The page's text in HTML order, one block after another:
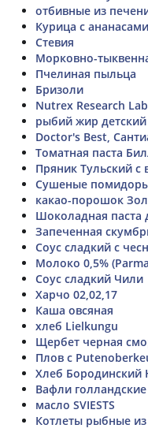
отбивные из
Курица с ананасами
Стевия
Морковно-
Пчелиная пыльца
Бризоли
Nutrex Research
рыбий жир детский
Doctor's Best,
Томатная паста
Пряник Тульский с
Сушеные
какао-порошок
Шоколадная паста
Запеченная
Соус сладкий с
Молоко 0,5%
Соус сладкий Чили
Харчо 02,02,17
Каша овсяная
хлеб Lielkungu
Щербет черная
Плов с
Хлеб Бородинский
Вафли
масло SVIESTS
Котлеты рыбные из